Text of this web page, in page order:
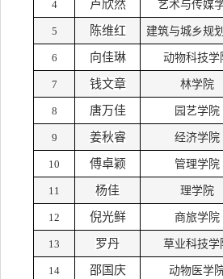
4 卢欣然 艺术与传媒
5 陈维红 建筑与城乡规
6 向佳琳 动物科技学
7 钱文章 林学院
8 唐万佳 园艺学院
9 姜秋睿 经济学院
10 傅卓颖 管理学院
11 杨佳 理学院
12 倪光鲜 商旅学院
13 罗丹 草业科技学
14 邵国庆 动物医学